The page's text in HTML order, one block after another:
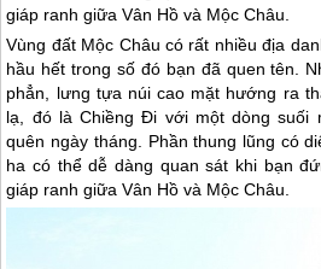
giáp ranh giữa Vân Hồ và Mộc Châu.
Vùng đất Mộc Châu có rất nhiều địa
hầu hết trong số đó bạn đã quen tên.
phẳn, lưng tựa núi cao mặt hướng ra
lạ, đó là Chiềng Đi với một dòng suối
quên ngày tháng. Phần thung lũng có
ha có thể dễ dàng quan sát khi bạn
giáp ranh giữa Vân Hồ và Mộc Châu.